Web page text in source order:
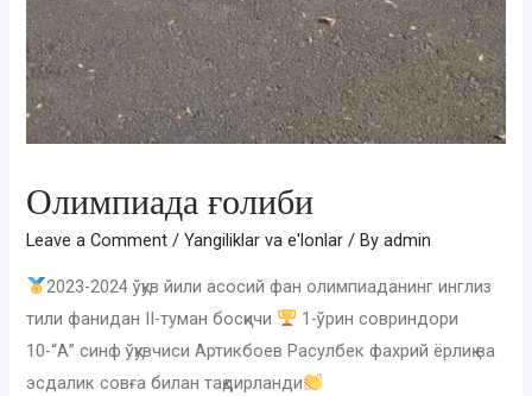
Олимпиада ғолиби
Leave a Comment /Yangiliklar va e'lonlar / Byadmin
2023-2024 ўқув йили асосий фан олимпиаданинг инглиз
тили фанидан II-туман босқичи
1-ўрин совриндори
10-“А” синф ўқувчиси Артикбоев Расулбек фахрий ёрлиқ ва
эсдалик совға билан тақдирланди